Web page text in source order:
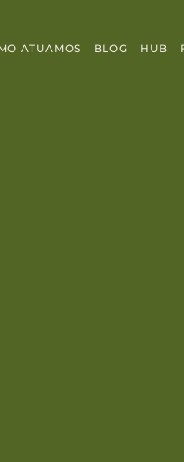
ATUAMOS BLOG HUB